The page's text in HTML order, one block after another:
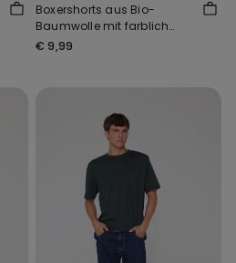
Boxershorts aus Bio-
Baumwolle mit farblich
abgesetzten Einfassungen
€ 9,99